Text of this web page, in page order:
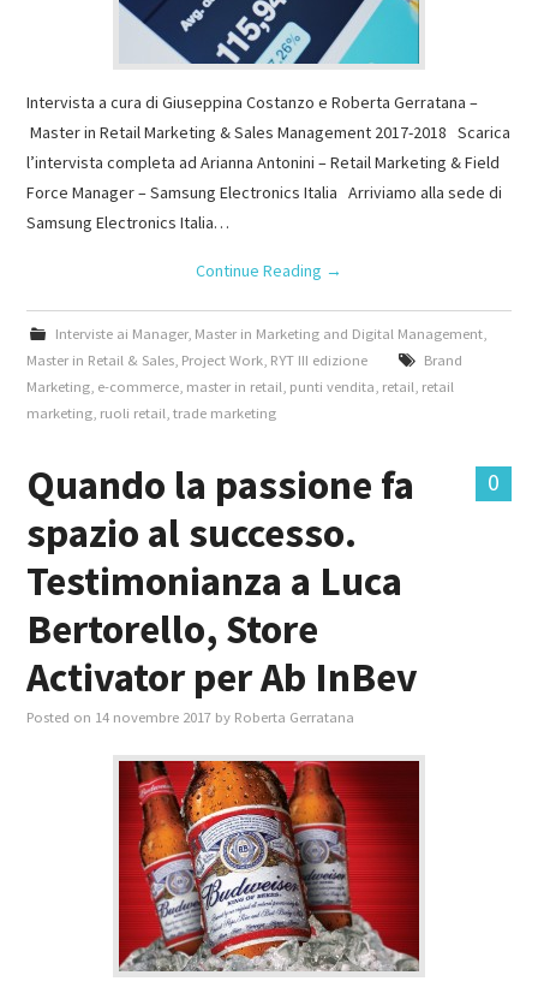
Intervista a cura di Giuseppina Costanzo e Roberta Gerratana –
Master in Retail Marketing & Sales Management 2017-2018 Scarica
l’intervista completa ad Arianna Antonini – Retail Marketing & Field
Force Manager – Samsung Electronics Italia Arriviamo alla sede di
Samsung Electronics Italia…
Continue Reading →
Interviste ai Manager, Master in Marketing and Digital Management,
Master in Retail & Sales Project Work RYT III edizione
Brand
Marketing e-commerce master in retail punti vendita retail retail
marketing ruoli retail ,trade marketing
0
Quando la passione fa
spazio al successo.
Testimonianza a Luca
Bertorello, Store
Activator per Ab InBev
Posted on 14 novembre 2017 by Roberta Gerratana